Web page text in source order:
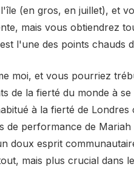
(en gros, en juillet), et
mais vous obtiendrez
l'une des points chauds
moi, et vous pourriez
de la fierté du monde à
à la fierté de
performance de Mariah
doux esprit
mais plus crucial dans